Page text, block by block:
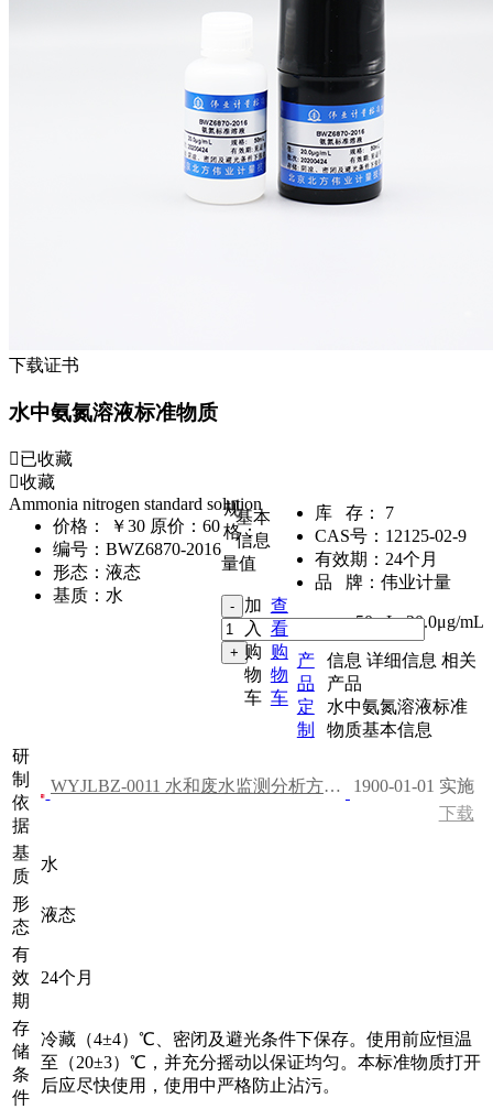
下载证书
水中氨氮溶液标准物质
已收藏
收藏
Ammonia nitrogen standard solution
价格：
￥30 原价：60
编号： BWZ6870-2016
形态： 液态
基质： 水
库 存：
7
CAS号： 12125-02-9
有效期： 24个月
品 牌： 伟业计量
规
格：
50mL,20.0μg/mL
加
入
购
物
车
查
看
购
物
车
产
品
定
制
基本
信息
量值
信息 详细信息 相关
产品
水中氨氮溶液标准
物质基本信息
研
制
依
据
WYJLBZ-0011 水和废水监测分析方法（第四版）
1900-01-01 实施
下载
基
质
水
形
态
液态
有
效
期
24个月
存
储
条
件
冷藏（4±4）℃、密闭及避光条件下保存。使用前应恒温
至（20±3）℃，并充分摇动以保证均匀。本标准物质打开
后应尽快使用，使用中严格防止沾污。